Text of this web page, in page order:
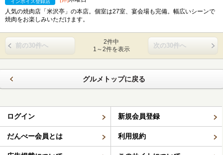
インボイス登録店
人気の焼肉店「米沢亭」の本店。個室は27室、宴会場も完備。幅広いシーンで
焼肉をお楽しみいただけます。
前の30件へ
2件中
1～2件を表示
次の30件へ
グルメトップに戻る
ログイン 新規会員登録
だんべー会員とは 利用規約